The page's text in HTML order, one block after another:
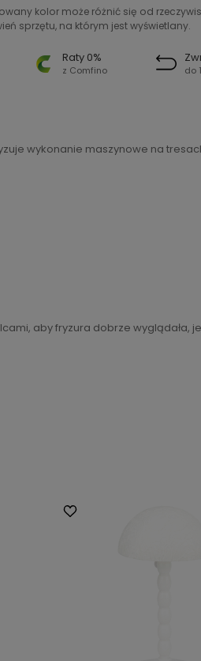
kolor może różnić się od
sprzętu, na którym jest wyświetlany.
Raty 0%
z Comfino do
wykonanie maszynowe na
aby fryzura dobrze wyglądała,